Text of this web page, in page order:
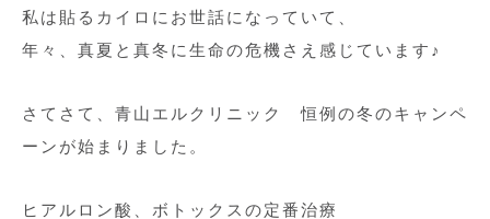
私は貼るカイロにお世話になっていて、
年々、真夏と真冬に生命の危機さえ感じています♪
さてさて、青山エルクリニック 恒例の冬のキャンペ
ーンが始まりました。
ヒアルロン酸、ボトックスの定番治療